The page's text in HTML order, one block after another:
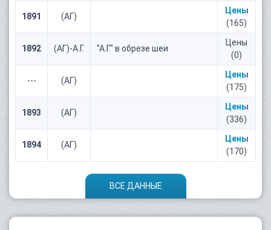
1891 (АГ)
Цены
(165)
1892 (АГ)-А.Г. "А.Г." в обрезе шеи
Цены
(0)
--- (АГ)
Цены
(175)
1893 (АГ)
Цены
(336)
1894 (АГ)
Цены
(170)
ВСЕ ДАННЫЕ